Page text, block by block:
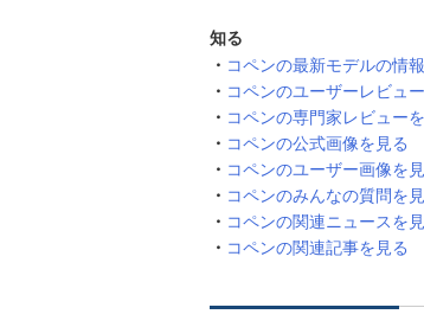
知る
コペンの最新モデルの情
コペンのユーザーレビュ
コペンの専門家レビュー
コペンの公式画像を見る
コペンのユーザー画像を
コペンのみんなの質問を
コペンの関連ニュースを
コペンの関連記事を見る